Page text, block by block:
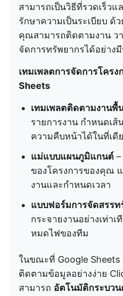
สามารถเป็นวิธีที่รวดเร็วแ
รักษาความเป็นระเบียบ ด้
คุณสามารถติดตามงาน ว
จัดการทรัพยากรได้อย่าง
เทมเพลตการจัดการโครง
Sheets
เทมเพลตติดตามงานพื้
รายการงาน กำหนดเ
ความคืบหน้าได้ในที่เดี
แม่แบบแผนภูมิแกนต์
ของโครงการของคุณ
งานและกำหนดเวลา
แบบฟอร์มการจัดสรรท
กระจายงานอย่างเท่า
หมดไฟของทีม
ในขณะที่ Google Sheets
ติดตามข้อมูลอย่างง่าย
สามารถ อัตโนมัติกระบวน